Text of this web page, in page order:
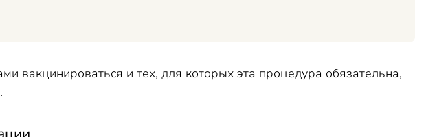
вакцинироваться и тех, для которых эта процедура обязательна,